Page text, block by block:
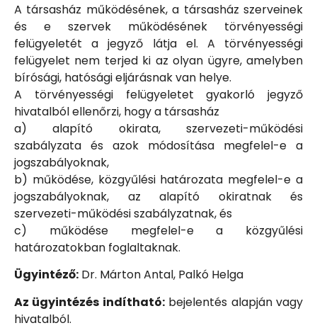
A társasház működésének, a társasház szerveinek
és e szervek működésének törvényességi
felügyeletét a jegyző látja el. A törvényességi
felügyelet nem terjed ki az olyan ügyre, amelyben
bírósági, hatósági eljárásnak van helye.
A törvényességi felügyeletet gyakorló jegyző
hivatalból ellenőrzi, hogy a társasház
a) alapító okirata, szervezeti-működési
szabályzata és azok módosítása megfelel-e a
jogszabályoknak,
b) működése, közgyűlési határozata megfelel-e a
jogszabályoknak, az alapító okiratnak és
szervezeti-működési szabályzatnak, és
c) működése megfelel-e a közgyűlési
határozatokban foglaltaknak.
Ügyintéző: Dr. Márton Antal, Palkó Helga
Az ügyintézés indítható:bejelentés alapján vagy
hivatalból.